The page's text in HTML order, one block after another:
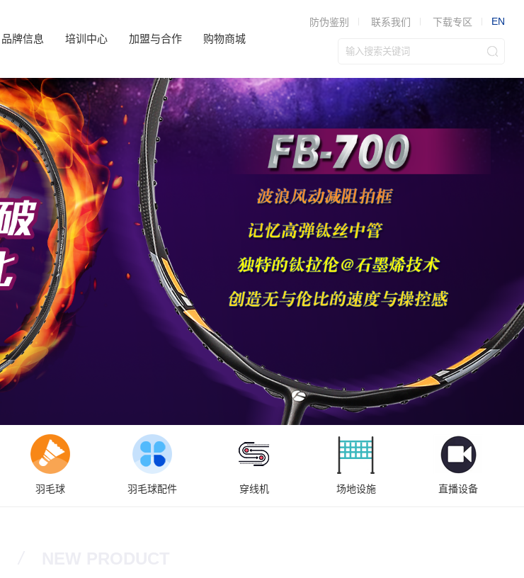
防伪鉴别 联系我们 下载专区 EN
品牌信息 培训中心 加盟与合作 购物商城
羽毛球 羽毛球配件 穿线机 场地设施 直播设备